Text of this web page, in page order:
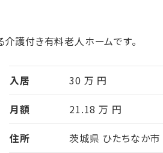
護付き有料老人ホームです。
入居
30 万 円
月額
21.18 万 円
住所
茨城県 ひたちなか